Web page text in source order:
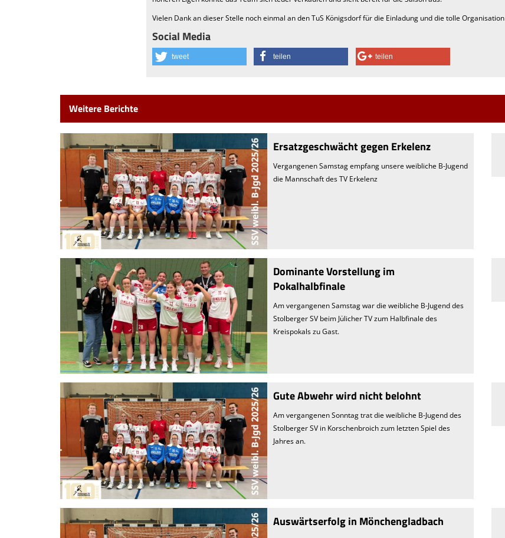
Vielen Dank an dieser Stelle noch einmal an den TuS Königsdorf für die Einladung und die tolle Organisation
Social Media
tweet teilen teilen
Weitere Berichte
Ersatzgeschwächt gegen Erkelenz
Vergangenen Samstag empfang unsere weibliche B-Jugend
die Mannschaft des TV Erkelenz
Dominante Vorstellung im
Pokalhalbfinale
Am vergangenen Samstag war die weibliche B-Jugend des
Stolberger SV beim Jülicher TV zum Halbfinale des
Kreispokals zu Gast.
Gute Abwehr wird nicht belohnt
Am vergangenen Sonntag trat die weibliche B-Jugend des
Stolberger SV in Korschenbroich zum letzten Spiel des
Jahres an.
Auswärtserfolg in Mönchengladbach